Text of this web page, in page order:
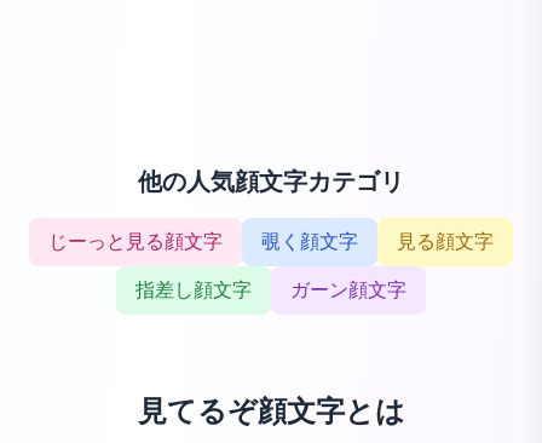
他の人気顔文字カテゴリ
じーっと見る顔文字 覗く顔文字 見る顔文字
指差し顔文字 ガーン顔文字
見てるぞ顔文字とは